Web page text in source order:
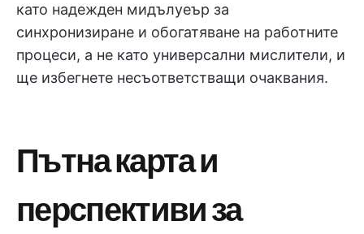
като надежден мидълуеър за
синхронизиране и обогатяване на работните
процеси, а не като универсални мислители, и
ще избегнете несъответстващи очаквания.
Пътна карта и
перспективи за